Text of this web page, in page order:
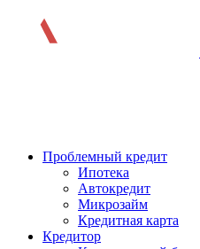
Проблемный кредит
Ипотека
Автокредит
Микрозайм
Кредитная карта
Кредитор